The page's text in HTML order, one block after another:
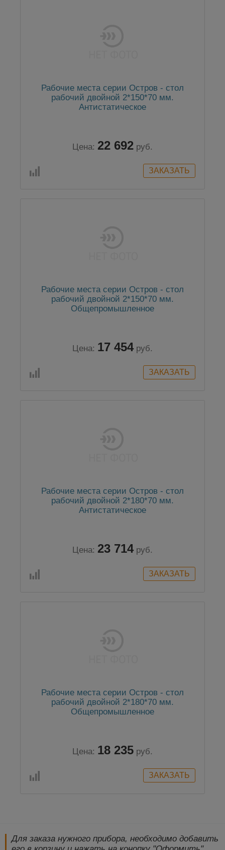
Рабочие места серии Остров - стол
рабочий двойной 2*150*70 мм.
Антистатическое
Цена: 22 692 руб.
Рабочие места серии Остров - стол
рабочий двойной 2*150*70 мм.
Общепромышленное
Цена: 17 454 руб.
Рабочие места серии Остров - стол
рабочий двойной 2*180*70 мм.
Антистатическое
Цена: 23 714 руб.
Рабочие места серии Остров - стол
рабочий двойной 2*180*70 мм.
Общепромышленное
Цена: 18 235 руб.
Для заказа нужного прибора, необходимо добавить